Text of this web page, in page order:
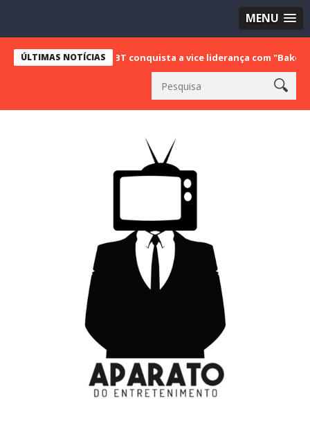
MENU
ÚLTIMAS NOTÍCIAS
SBT conquista a vice liderança com "Bake Off Brasil"